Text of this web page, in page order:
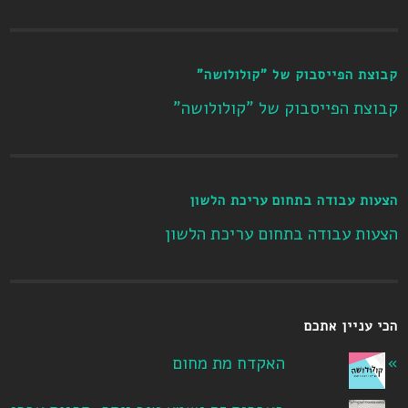
קבוצת הפייסבוק של "קולולושה"
קבוצת הפייסבוק של "קולולושה"
הצעות עבודה בתחום עריכת הלשון
הצעות עבודה בתחום עריכת הלשון
הכי עניין אתכם
האקדח מת מחום